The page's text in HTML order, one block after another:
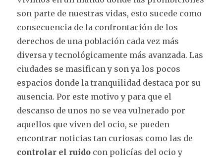
son parte de nuestras vidas, esto sucede como
consecuencia de la confrontación de los
derechos de una población cada vez más
diversa y tecnológicamente más avanzada. Las
ciudades se masifican y son ya los pocos
espacios donde la tranquilidad destaca por su
ausencia. Por este motivo y para que el
descanso de unos no se vea vulnerado por
aquellos que viven del ocio, se pueden
encontrar noticias tan curiosas como las de
controlar el ruido con policías del ocio y